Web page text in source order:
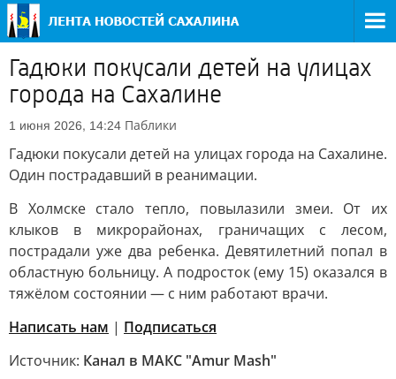
Гадюки покусали детей на улицах
города на Сахалине
1 июня 2026, 14:24 Паблики
Гадюки покусали детей на улицах города на Сахалине.
Один пострадавший в реанимации.
В Холмске стало тепло, повылазили змеи. От их
клыков в микрорайонах, граничащих с лесом,
пострадали уже два ребенка. Девятилетний попал в
областную больницу. А подросток (ему 15) оказался в
тяжёлом состоянии — с ним работают врачи.
Написать нам | Подписаться
Источник: Канал в МАКС "Amur Mash"